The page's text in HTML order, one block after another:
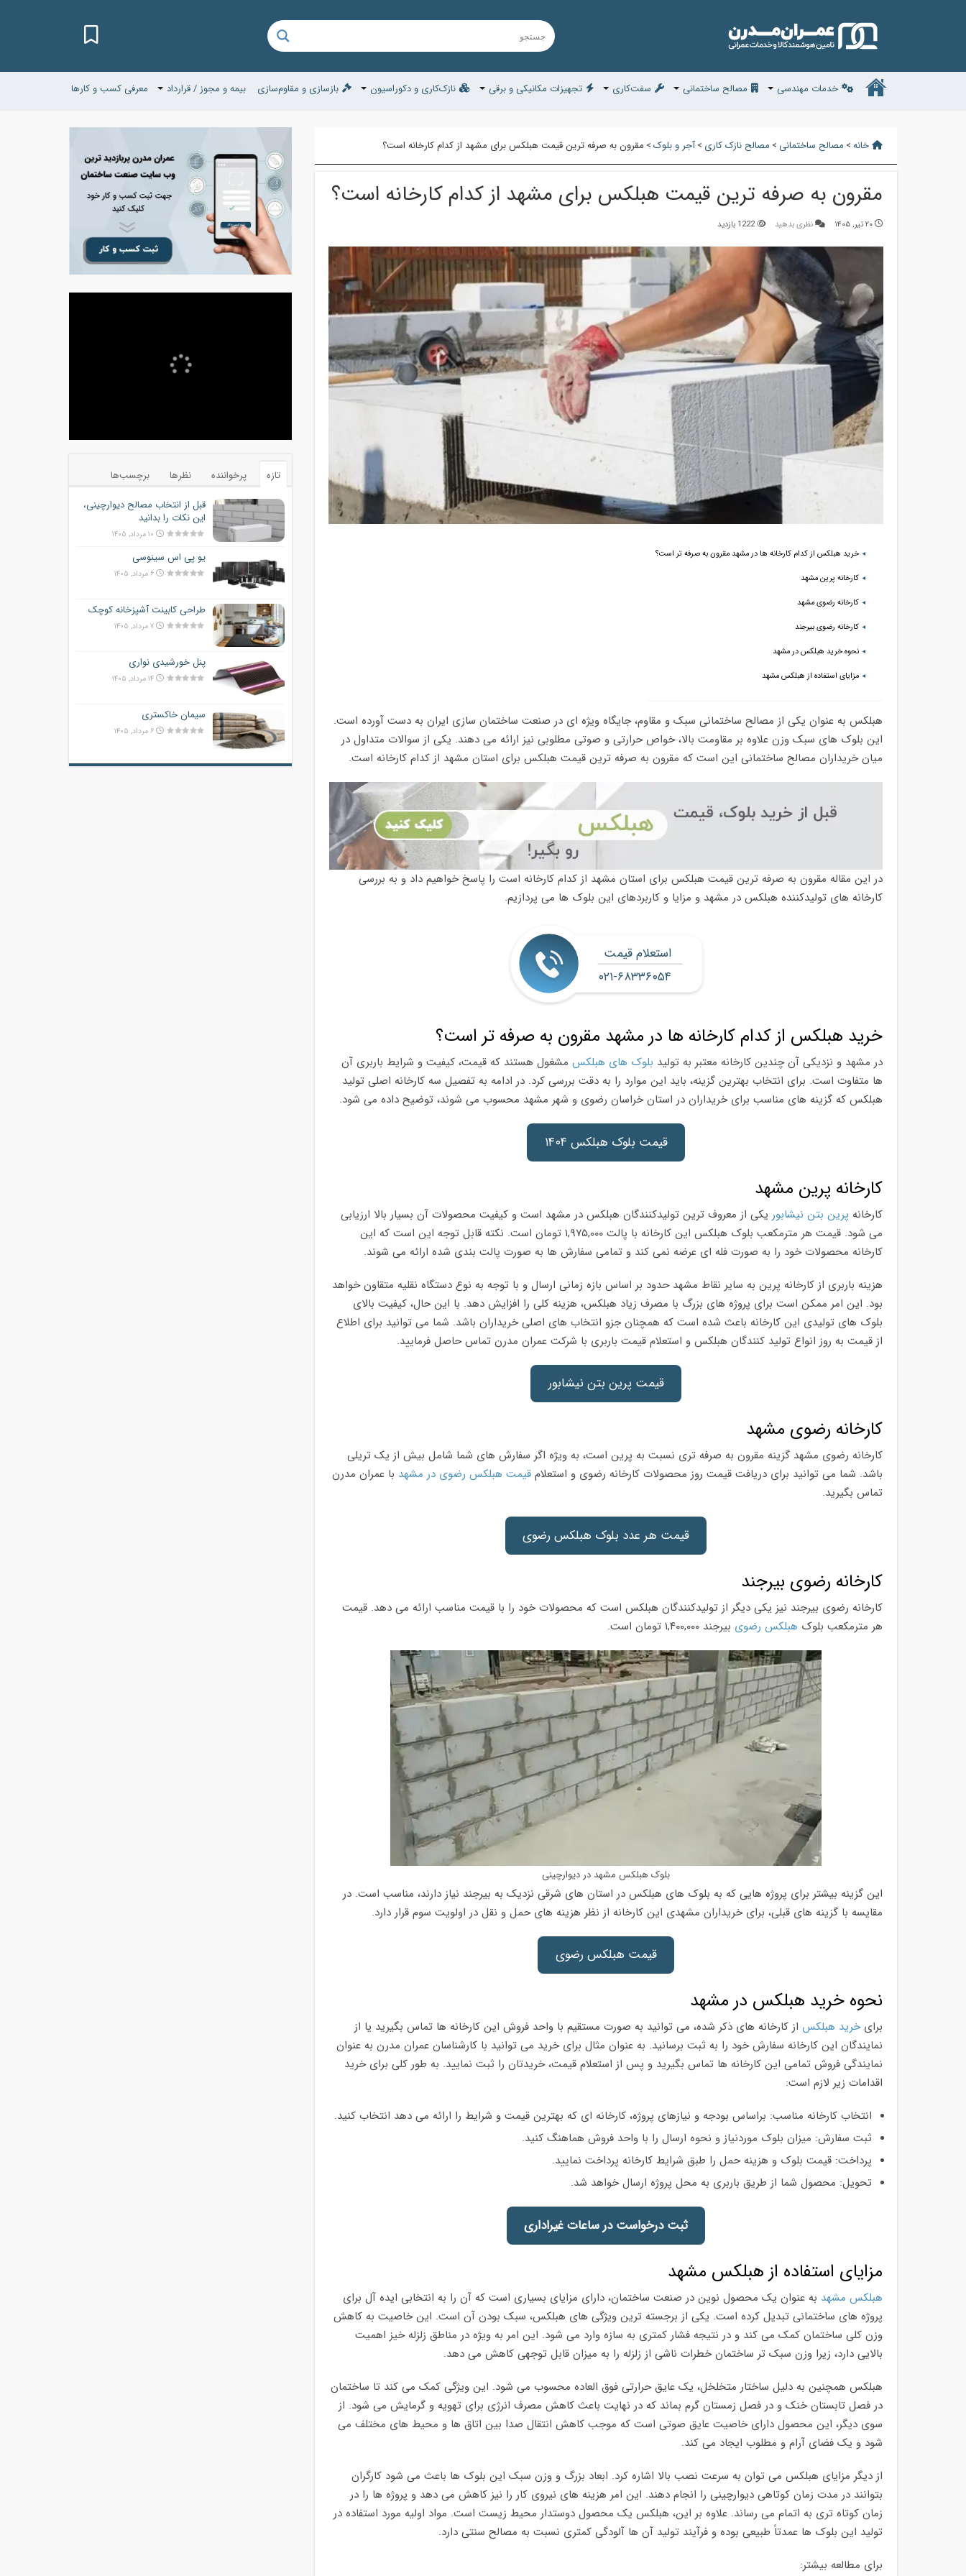
خدمات مهندسی مصالح ساختمانی سفت‌کاری تجهیزات مکانیکی و برقی نازک‌کاری و دکوراسیون بازسازی و مقاوم‌سازی بیمه و مجوز / قرارداد معرفی کسب و کارها
خانه> مصالح ساختمانی> مصالح نازک کاری >آجر و بلوک> مقرون به صرفه ترین قیمت هبلکس برای مشهد از کدام کارخانه است؟
مقرون به صرفه ترین قیمت هبلکس برای مشهد از کدام کارخانه است؟
۲۰ تیر, ۱۴۰۵ نظری بدهید 1222 بازدید
خرید هبلکس از کدام کارخانه ها در مشهد مقرون به صرفه تر است؟
کارخانه پرین مشهد
کارخانه رضوی مشهد
کارخانه رضوی بیرجند
نحوه خرید هبلکس در مشهد
مزایای استفاده از هبلکس مشهد
هبلکس به عنوان یکی از مصالح ساختمانی سبک و مقاوم، جایگاه ویژه ای در صنعت ساختمان سازی ایران به دست آورده است.
این بلوک های سبک وزن علاوه بر مقاومت بالا، خواص حرارتی و صوتی مطلوبی نیز ارائه می دهند. یکی از سوالات متداول در
میان خریداران مصالح ساختمانی این است که مقرون به صرفه ترین قیمت هبلکس برای استان مشهد از کدام کارخانه است.
در این مقاله مقرون به صرفه ترین قیمت هبلکس برای استان مشهد از کدام کارخانه است را پاسخ خواهیم داد و به بررسی
کارخانه های تولیدکننده هبلکس در مشهد و مزایا و کاربردهای این بلوک ها می پردازیم.
استعلام قیمت
۰۲۱-۶۸۳۳۶۰۵۴
خرید هبلکس از کدام کارخانه ها در مشهد مقرون به صرفه تر است؟
در مشهد و نزدیکی آن چندین کارخانه معتبر به تولید بلوک های هبلکس مشغول هستند که قیمت، کیفیت و شرایط باربری آن
ها متفاوت است. برای انتخاب بهترین گزینه، باید این موارد را به دقت بررسی کرد. در ادامه به تفصیل سه کارخانه اصلی تولید
هبلکس که گزینه های مناسب برای خریداران در استان خراسان رضوی و شهر مشهد محسوب می شوند، توضیح داده می شود.
قیمت بلوک هبلکس ۱۴۰۴
کارخانه پرین مشهد
کارخانه پرین بتن نیشابور یکی از معروف ترین تولیدکنندگان هبلکس در مشهد است و کیفیت محصولات آن بسیار بالا ارزیابی
می شود. قیمت هر مترمکعب بلوک هبلکس این کارخانه با پالت ۱,۹۷۵,۰۰۰ تومان است. نکته قابل توجه این است که این
کارخانه محصولات خود را به صورت فله ای عرضه نمی کند و تمامی سفارش ها به صورت پالت بندی شده ارائه می شوند.
هزینه باربری از کارخانه پرین به سایر نقاط مشهد حدود بر اساس بازه زمانی ارسال و با توجه به نوع دستگاه نقلیه متقاون خواهد
بود. این امر ممکن است برای پروژه های بزرگ با مصرف زیاد هبلکس، هزینه کلی را افزایش دهد. با این حال، کیفیت بالای
بلوک های تولیدی این کارخانه باعث شده است که همچنان جزو انتخاب های اصلی خریداران باشد. شما می توانید برای اطلاع
از قیمت به روز انواع تولید کنندگان هبلکس و استعلام قیمت باربری با شرکت عمران مدرن تماس حاصل فرمایید.
قیمت پرین بتن نیشابور
کارخانه رضوی مشهد
کارخانه رضوی مشهد گزینه مقرون به صرفه تری نسبت به پرین است، به ویژه اگر سفارش های شما شامل بیش از یک تریلی
باشد. شما می توانید برای دریافت قیمت روز محصولات کارخانه رضوی و استعلام قیمت هبلکس رضوی در مشهد با عمران مدرن
تماس بگیرید.
قیمت هر عدد بلوک هبلکس رضوی
کارخانه رضوی بیرجند
کارخانه رضوی بیرجند نیز یکی دیگر از تولیدکنندگان هبلکس است که محصولات خود را با قیمت مناسب ارائه می دهد. قیمت
هر مترمکعب بلوک هبلکس رضوی بیرجند ۱,۴۰۰,۰۰۰ تومان است.
بلوک هبلکس مشهد در دیوارچینی
این گزینه بیشتر برای پروژه هایی که به بلوک های هبلکس در استان های شرقی نزدیک به بیرجند نیاز دارند، مناسب است. در
مقایسه با گزینه های قبلی، برای خریداران مشهدی این کارخانه از نظر هزینه های حمل و نقل در اولویت سوم قرار دارد.
قیمت هبلکس رضوی
نحوه خرید هبلکس در مشهد
برایخرید هبلکس از کارخانه های ذکر شده، می توانید به صورت مستقیم با واحد فروش این کارخانه ها تماس بگیرید یا از
نمایندگان این کارخانه سفارش خود را به ثبت برسانید. به عنوان مثال برای خرید می توانید با کارشناسان عمران مدرن به عنوان
نمایندگی فروش تمامی این کارخانه ها تماس بگیرید و پس از استعلام قیمت، خریدتان را ثبت نمایید. به طور کلی برای خرید
اقدامات زیر لازم است:
انتخاب کارخانه مناسب: براساس بودجه و نیازهای پروژه، کارخانه ای که بهترین قیمت و شرایط را ارائه می دهد انتخاب کنید.
ثبت سفارش: میزان بلوک موردنیاز و نحوه ارسال را با واحد فروش هماهنگ کنید.
پرداخت: قیمت بلوک و هزینه حمل را طبق شرایط کارخانه پرداخت نمایید.
تحویل: محصول شما از طریق باربری به محل پروژه ارسال خواهد شد.
ثبت درخواست در ساعات غیراداری
مزایای استفاده از هبلکس مشهد
هبلکس مشهد به عنوان یک محصول نوین در صنعت ساختمان، دارای مزایای بسیاری است که آن را به انتخابی ایده آل برای
پروژه های ساختمانی تبدیل کرده است. یکی از برجسته ترین ویژگی های هبلکس، سبک بودن آن است. این خاصیت به کاهش
وزن کلی ساختمان کمک می کند و در نتیجه فشار کمتری به سازه وارد می شود. این امر به ویژه در مناطق زلزله خیز اهمیت
بالایی دارد، زیرا وزن سبک تر ساختمان خطرات ناشی از زلزله را به میزان قابل توجهی کاهش می دهد.
هبلکس همچنین به دلیل ساختار متخلخل، یک عایق حرارتی فوق العاده محسوب می شود. این ویژگی کمک می کند تا ساختمان
در فصل تابستان خنک و در فصل زمستان گرم بماند که در نهایت باعث کاهش مصرف انرژی برای تهویه و گرمایش می شود. از
سوی دیگر، این محصول دارای خاصیت عایق صوتی است که موجب کاهش انتقال صدا بین اتاق ها و محیط های مختلف می
شود و یک فضای آرام و مطلوب ایجاد می کند.
از دیگر مزایای هبلکس می توان به سرعت نصب بالا اشاره کرد. ابعاد بزرگ و وزن سبک این بلوک ها باعث می شود کارگران
بتوانند در مدت زمان کوتاهی دیوارچینی را انجام دهند. این امر هزینه های نیروی کار را نیز کاهش می دهد و پروژه ها را در
زمان کوتاه تری به اتمام می رساند. علاوه بر این، هبلکس یک محصول دوستدار محیط زیست است. مواد اولیه مورد استفاده در
تولید این بلوک ها عمدتاً طبیعی بوده و فرآیند تولید آن ها آلودگی کمتری نسبت به مصالح سنتی دارد.
برای مطالعه بیشتر:
تازه پرخواننده نظرها
برچسب‌ها
قبل از انتخاب مصالح دیوارچینی،
این نکات را بدانید
۱۰ مرداد, ۱۴۰۵
یو پی اس سینوسی
۶ مرداد, ۱۴۰۵
طراحی کابینت آشپزخانه کوچک
۷ مرداد, ۱۴۰۵
پنل خورشیدی نواری
۱۴ مرداد, ۱۴۰۵
سیمان خاکستری
۶ مرداد, ۱۴۰۵